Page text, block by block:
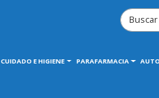
CUIDADO E HIGIENE PARAFARMACIA